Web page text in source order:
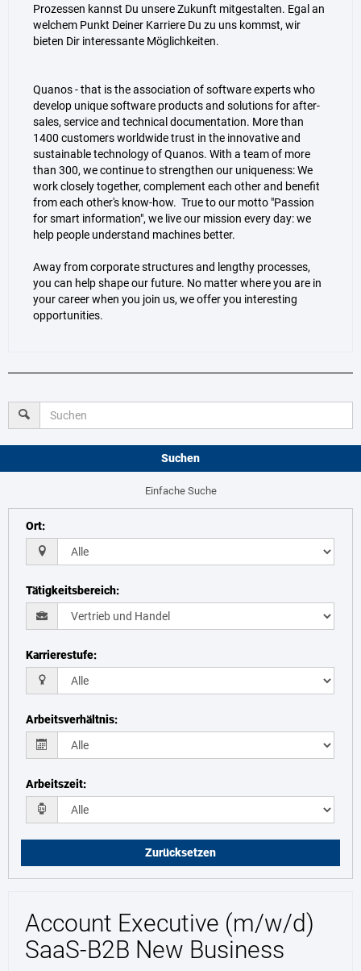
Prozessen kannst Du unsere Zukunft mitgestalten. Egal an
welchem Punkt Deiner Karriere Du zu uns kommst, wir
bieten Dir interessante Möglichkeiten.
Quanos - that is the association of software experts who
develop unique software products and solutions for after-
sales, service and technical documentation. More than
1400 customers worldwide trust in the innovative and
sustainable technology of Quanos. With a team of more
than 300, we continue to strengthen our uniqueness: We
work closely together, complement each other and benefit
from each other's know-how. True to our motto "Passion
for smart information", we live our mission every day: we
help people understand machines better.
Away from corporate structures and lengthy processes,
you can help shape our future. No matter where you are in
your career when you join us, we offer you interesting
opportunities.
Suchen
Einfache Suche
Ort:
Tätigkeitsbereich:
Karrierestufe:
Arbeitsverhältnis:
Arbeitszeit:
Zurücksetzen
Account Executive (m/w/d)
SaaS-B2B New Business